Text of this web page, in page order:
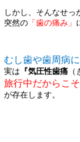
しかし、そんなせっ
突然の 「歯の痛み」
むし歯や歯周病
実は 『気圧性歯痛
旅行中だからこ
が存在します。